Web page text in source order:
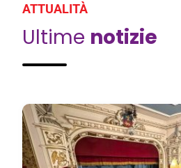
ATTUALITÀ
Ultime notizie